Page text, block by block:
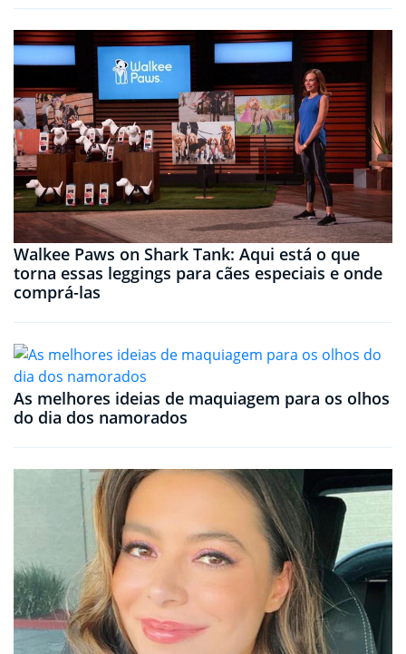
Walkee Paws on Shark Tank: Aqui está o que
torna essas leggings para cães especiais e onde
comprá-las
As melhores ideias de maquiagem para os olhos
do dia dos namorados